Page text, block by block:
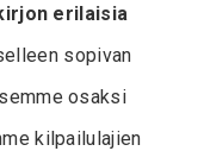
erilaisia
sopivan
osaksi
kilpailulajien